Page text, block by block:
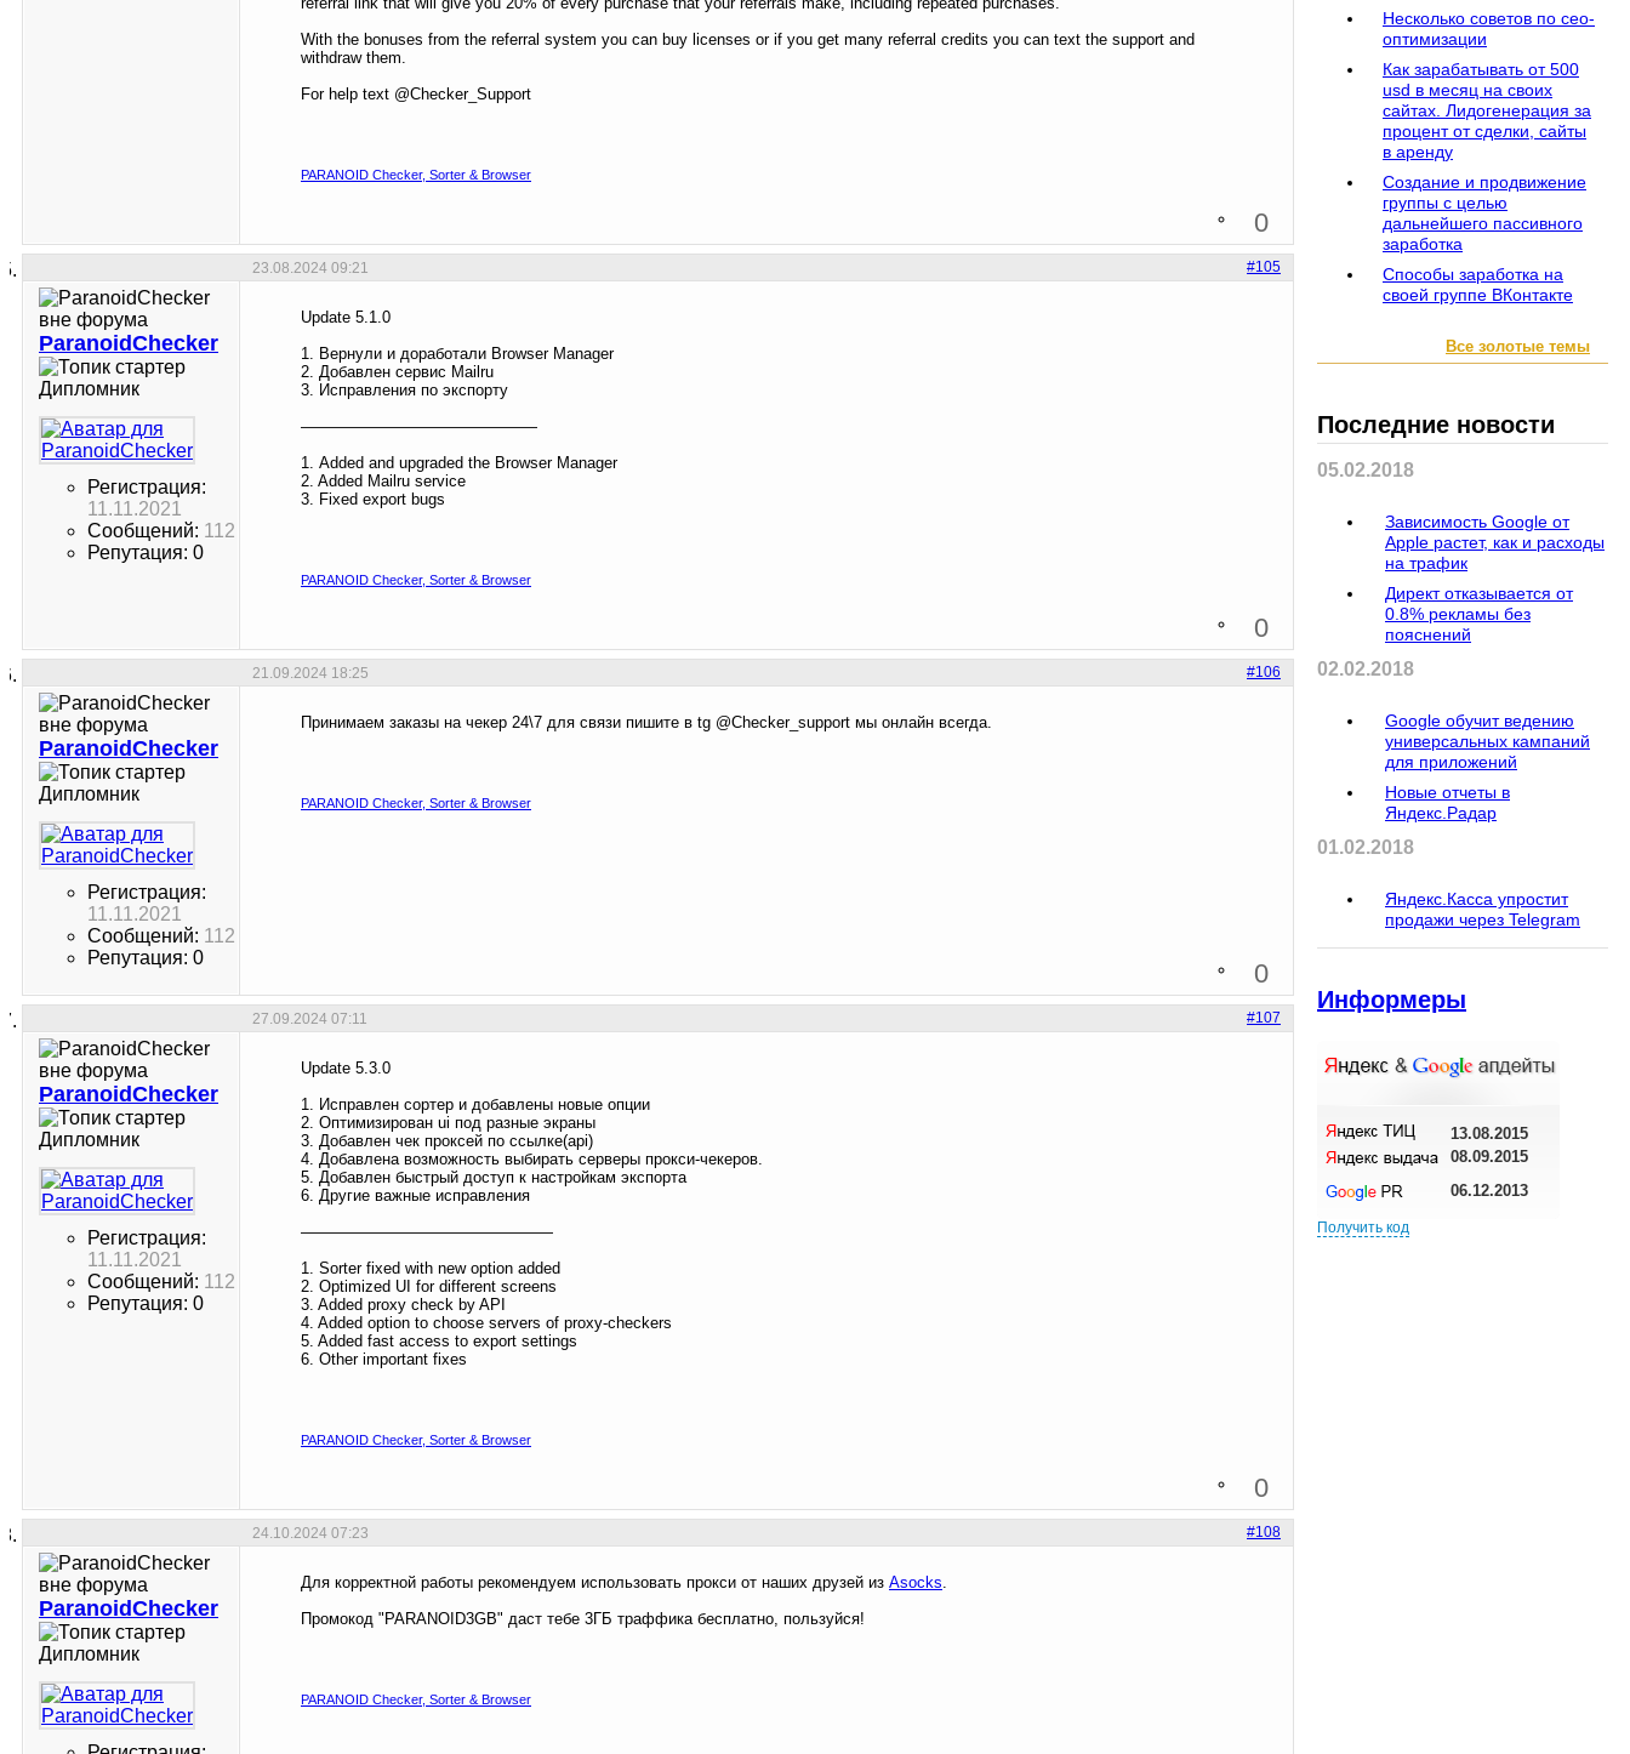
With the bonuses from the referral system you can buy licenses or if you get many referral credits you can text the support and
withdraw them.
For help text @Checker_Support
PARANOID Checker, Sorter & Browser
0
23.08.2024 09:21 #105
ParanoidChecker
Дипломник
Регистрация:
11.11.2021
Сообщений: 112
Репутация: 0
Update 5.1.0
1. Вернули и доработали Browser Manager
2. Добавлен сервис Mailru
3. Исправления по экспорту
———————————————
1. Added and upgraded the Browser Manager
2. Added Mailru service
3. Fixed export bugs
PARANOID Checker, Sorter & Browser
0
21.09.2024 18:25 #106
ParanoidChecker
Дипломник
Регистрация:
11.11.2021
Сообщений: 112
Репутация: 0
Принимаем заказы на чекер 24\7 для связи пишите в tg @Checker_support мы онлайн всегда.
PARANOID Checker, Sorter & Browser
0
27.09.2024 07:11 #107
ParanoidChecker
Дипломник
Регистрация:
11.11.2021
Сообщений: 112
Репутация: 0
Update 5.3.0
1. Исправлен сортер и добавлены новые опции
2. Оптимизирован ui под разные экраны
3. Добавлен чек проксей по ссылке(api)
4. Добавлена возможность выбирать серверы прокси-чекеров.
5. Добавлен быстрый доступ к настройкам экспорта
6. Другие важные исправления
————————————————
1. Sorter fixed with new option added
2. Optimized UI for different screens
3. Added proxy check by API
4. Added option to choose servers of proxy-checkers
5. Added fast access to export settings
6. Other important fixes
PARANOID Checker, Sorter & Browser
0
24.10.2024 07:23 #108
ParanoidChecker
Дипломник
Для корректной работы рекомендуем использовать прокси от наших друзей из Asocks.
Промокод "PARANOID3GB" даст тебе 3ГБ траффика бесплатно, пользуйся!
PARANOID Checker, Sorter & Browser
Несколько советов по сео-
оптимизации
Как зарабатывать от 500
usd в месяц на своих
сайтах. Лидогенерация за
процент от сделки, сайты
в аренду
Создание и продвижение
группы с целью
дальнейшего пассивного
заработка
Способы заработка на
своей группе ВКонтакте
Все золотые темы
Последние новости
05.02.2018
Зависимость Google от
Apple растет, как и расходы
на трафик
Директ отказывается от
0.8% рекламы без
пояснений
02.02.2018
Google обучит ведению
универсальных кампаний
для приложений
Новые отчеты в
Яндекс.Радар
01.02.2018
Яндекс.Касса упростит
продажи через Telegram
Информеры
13.08.2015
08.09.2015
06.12.2013
Получить код